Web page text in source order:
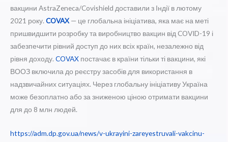
вакцини AstraZeneca/Covishield доставили з Індії в лютому
2021 року. COVAX— це глобальна ініціатива, яка має на меті
пришвидшити розробку та виробництво вакцин від COVID-19 і
забезпечити рівний доступ до них всіх країн, незалежно від
рівня доходу. COVAX постачає в країни тільки ті вакцини, які
ВООЗ включила до реєстру засобів для використання в
надзвичайних ситуаціях. Через глобальну ініціативу Україна
може безоплатно або за зниженою ціною отримати вакцини
для до 8 млн людей.
https://adm.dp.gov.ua/news/v-ukrayini-zareyestruvali-vakcinu-